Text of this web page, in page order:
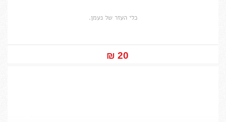
כלי העזר של נעמן.
20 ₪‎